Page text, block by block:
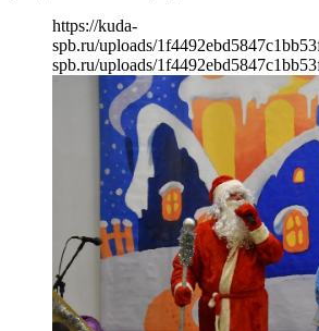
https://kuda-
spb.ru/uploads/
spb.ru/uploads/